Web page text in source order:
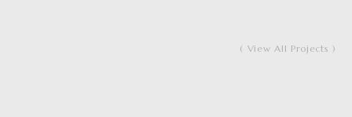
( View All Projects )